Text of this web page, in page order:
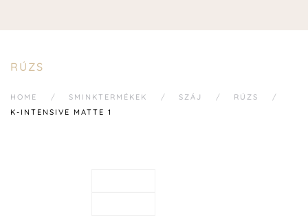
RÚZS
HOME SMINKTERMÉKEK SZÁJ
RÚZS
K-INTENSIVE MATTE 1